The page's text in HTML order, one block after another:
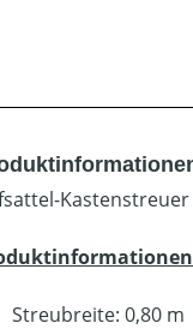
Streubreite: 0,80 m